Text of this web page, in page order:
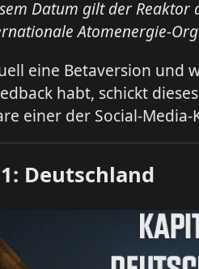
Datum gilt der Reaktor
Atomenergie-
eine Betaversion und
habt, schickt
einer der Social-
Deutschland